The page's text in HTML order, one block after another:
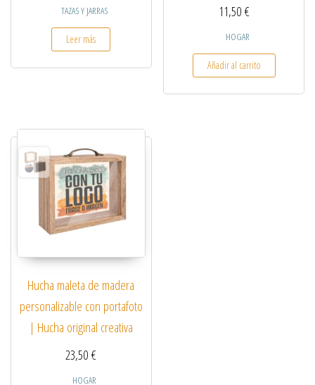
TAZAS Y JARRAS
Leer más
11,50€
HOGAR
Añadir al carrito
Hucha maleta de madera
personalizable con portafoto
| Hucha original creativa
23,50€
HOGAR